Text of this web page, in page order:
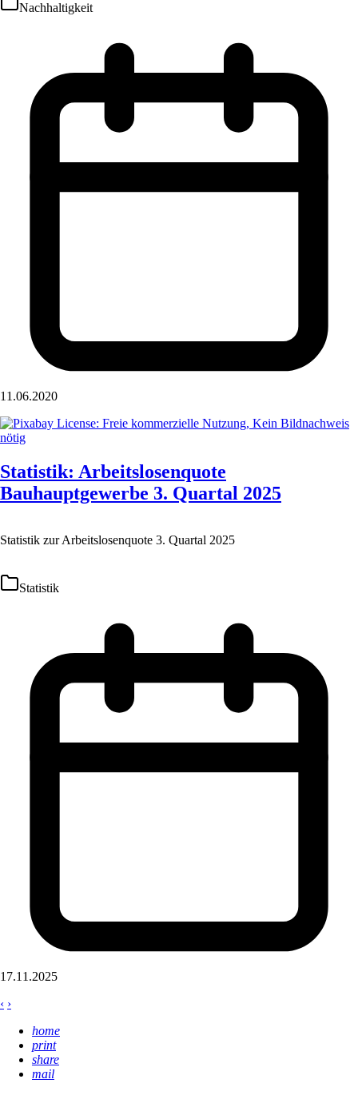
Nachhaltigkeit
11.06.2020
Statistik: Arbeitslosenquote
Bauhauptgewerbe 3. Quartal 2025
Statistik zur Arbeitslosenquote 3. Quartal 2025
Statistik
17.11.2025
‹ ›
home
print
share
mail